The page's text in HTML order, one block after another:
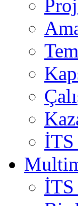
İTS
İTS